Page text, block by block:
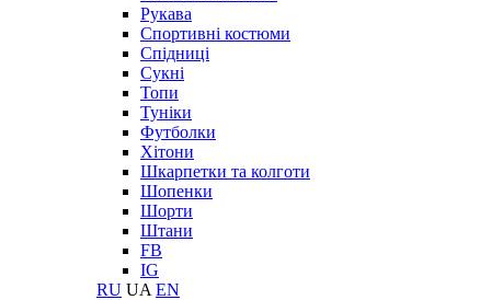
Рукава
Спортивні костюми
Спідниці
Сукні
Топи
Туніки
Футболки
Хітони
Шкарпетки та колготи
Шопенки
Шорти
Штани
FB
IG
RU UA EN